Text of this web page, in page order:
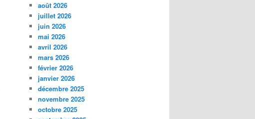
août 2026
juillet 2026
juin 2026
mai 2026
avril 2026
mars 2026
février 2026
janvier 2026
décembre 2025
novembre 2025
octobre 2025